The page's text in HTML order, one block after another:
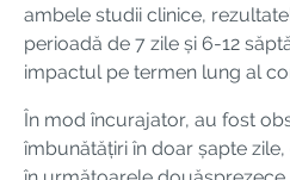
ambele studii clinice,
perioadă de 7 zile și 6-12
impactul pe termen lung al
În mod încurajator, au fost
îmbunătățiri în doar șapte